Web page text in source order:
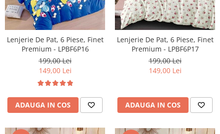
Lenjerie De Pat, 6 Piese, Finet
Premium - LPBF6P16
199,00 Lei
149,00 Lei
ADAUGA IN COS
Lenjerie De Pat, 6 Piese, Finet
Premium - LPBF6P17
199,00 Lei
149,00 Lei
ADAUGA IN COS